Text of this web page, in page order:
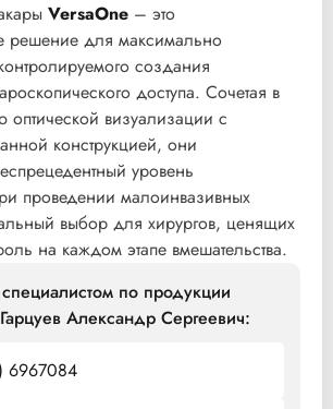
VersaOne – это
решение для максимально
создания
доступа. Сочетая в
оптической визуализации с
конструкцией, они
уровень
проведении малоинвазивных
выбор для хирургов, ценящих
на каждом этапе вмешательства.
по продукции
Александр Сергеевич:
6967084